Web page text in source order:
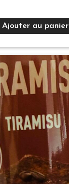
Ajouter au panier